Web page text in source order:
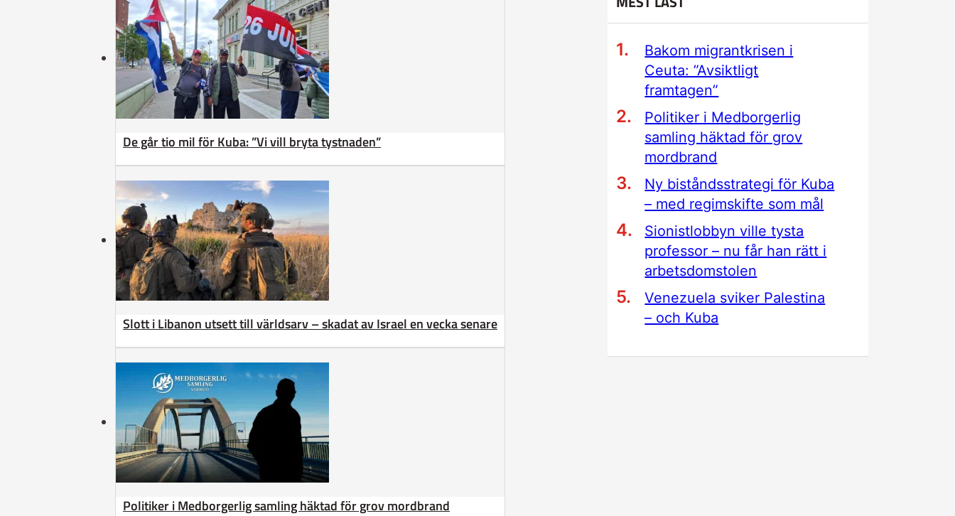
De går tio mil för Kuba: ”Vi vill bryta tystnaden”
Slott i Libanon utsett till världsarv – skadat av Israel en vecka senare
Politiker i Medborgerlig samling häktad för grov mordbrand
Bakom migrantkrisen i
Ceuta: ”Avsiktligt
framtagen”
Politiker i Medborgerlig
samling häktad för grov
mordbrand
Ny biståndsstrategi för Kuba
– med regimskifte som mål
Sionistlobbyn ville tysta
professor – nu får han rätt i
arbetsdomstolen
Venezuela sviker Palestina
– och Kuba